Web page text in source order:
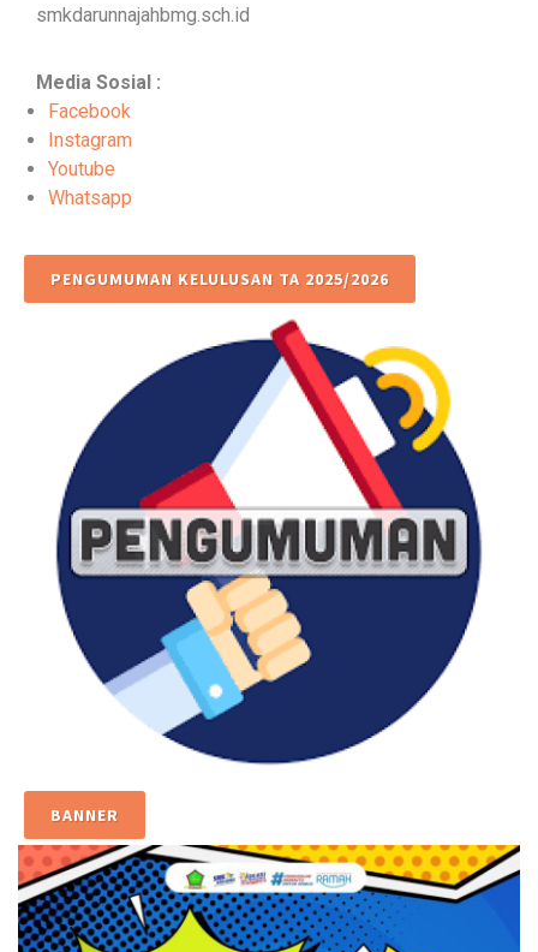
smkdarunnajahbmg.sch.id
Media Sosial :
Facebook
Instagram
Youtube
Whatsapp
PENGUMUMAN KELULUSAN TA 2025/2026
BANNER